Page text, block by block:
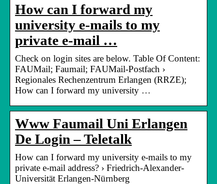
How can I forward my
university e-mails to my
private e-mail …
Check on login sites are below. Table Of Content:
FAUMail; Faumail; FAUMail-Postfach ›
Regionales Rechenzentrum Erlangen (RRZE);
How can I forward my university …
Www Faumail Uni Erlangen
De Login – Teletalk
How can I forward my university e-mails to my
private e-mail address? › Friedrich-Alexander-
Universität Erlangen-Nürnberg